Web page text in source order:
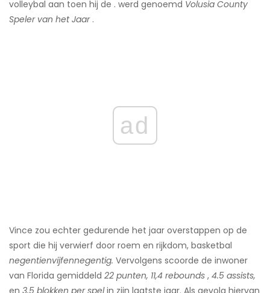
volleybal aan toen hij de . werd genoemd Volusia County
Speler van het Jaar.
ad
Vince zou echter gedurende het jaar overstappen op de
sport die hij verwierf door roem en rijkdom, basketbal
negentienvijfennegentig. Vervolgens scoorde de inwoner
van Florida gemiddeld 22 punten, 11,4 rebounds , 4.5 assists,